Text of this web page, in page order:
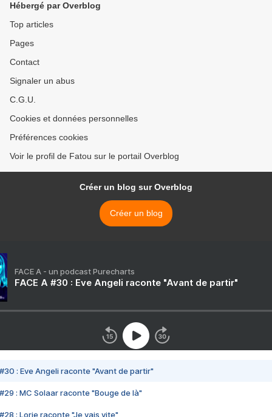
Hébergé par Overblog
Top articles
Pages
Contact
Signaler un abus
C.G.U.
Cookies et données personnelles
Préférences cookies
Voir le profil de Fatou sur le portail Overblog
Créer un blog sur Overblog
Créer un blog
FACE A - un podcast Purecharts
FACE A #30 : Eve Angeli raconte "Avant de partir"
#30 : Eve Angeli raconte "Avant de partir"
#29 : MC Solaar raconte "Bouge de là"
#28 : Lorie raconte "Je vais vite"